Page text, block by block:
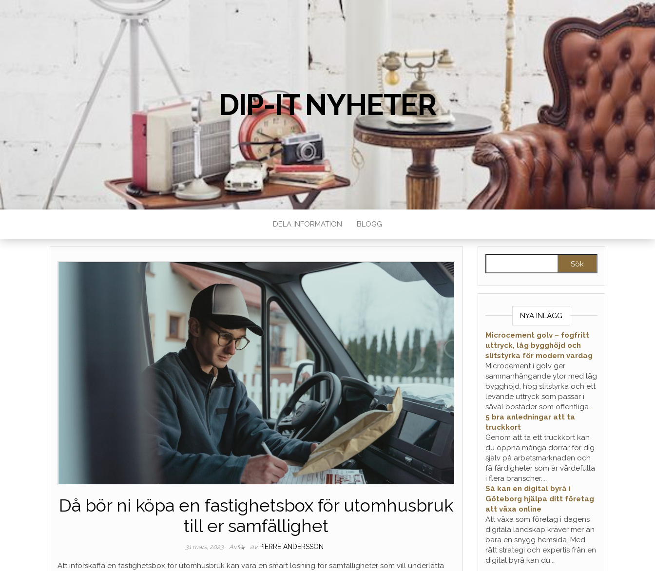
DIP-IT NYHETER
DELA INFORMATION BLOGG
Då bör ni köpa en fastighetsbox för utomhusbruk
till er samfällighet
31 mars, 2023 Av av PIERRE ANDERSSON
Att införskaffa en fastighetsbox för utomhusbruk kan vara en smart lösning för samfälligheter som vill underlätta
NYA INLÄGG
Microcement golv – fogfritt
uttryck, låg bygghöjd och
slitstyrka för modern vardag
Microcement i golv ger
sammanhängande ytor med låg
bygghöjd, hög slitstyrka och ett
levande uttryck som passar i
såväl bostäder som offentliga...
5 bra anledningar att ta
truckkort
Genom att ta ett truckkort kan
du öppna många dörrar för dig
själv på arbetsmarknaden och
få färdigheter som är värdefulla
i flera branscher....
Så kan en digital byrå i
Göteborg hjälpa ditt företag
att växa online
Att växa som företag i dagens
digitala landskap kräver mer än
bara en snygg hemsida. Med
rätt strategi och expertis från en
digital byrå kan du...